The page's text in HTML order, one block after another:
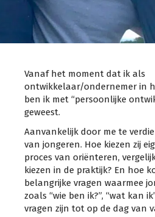
Vanaf het moment dat ik als
ontwikkelaar/ondernemer in
ben ik met “persoonlijke
geweest.
Aanvankelijk door me te
van jongeren. Hoe kiezen zij
proces van oriënteren,
kiezen in de praktijk? En hoe
belangrijke vragen waarmee
zoals “wie ben ik?”, “wat kan
vragen zijn tot op de dag van